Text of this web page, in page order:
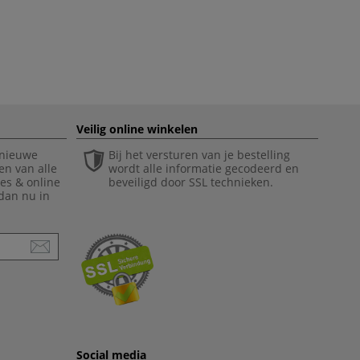
van alle
& online
nu in
Veilig online winkelen
Bij het versturen van je bestelling
wordt alle informatie gecodeerd en
beveiligd door SSL technieken.
Social media